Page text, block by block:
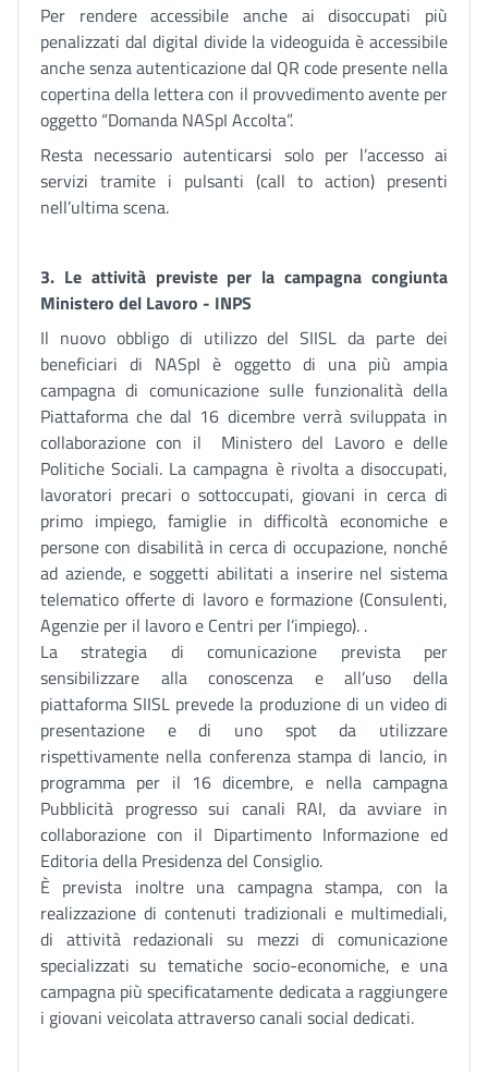
Per rendere accessibile anche ai disoccupati più
penalizzati dal digital divide la videoguida è accessibile
anche senza autenticazione dal QR code presente nella
copertina della lettera con il provvedimento avente per
oggetto “Domanda NASpI Accolta”.
Resta necessario autenticarsi solo per l’accesso ai
servizi tramite i pulsanti (call to action) presenti
nell’ultima scena.
3. Le attività previste per la campagna congiunta
Ministero del Lavoro - INPS
Il nuovo obbligo di utilizzo del SIISL da parte dei
beneficiari di NASpI è oggetto di una più ampia
campagna di comunicazione sulle funzionalità della
Piattaforma che dal 16 dicembre verrà sviluppata in
collaborazione con il Ministero del Lavoro e delle
Politiche Sociali. La campagna è rivolta a disoccupati,
lavoratori precari o sottoccupati, giovani in cerca di
primo impiego, famiglie in difficoltà economiche e
persone con disabilità in cerca di occupazione, nonché
ad aziende, e soggetti abilitati a inserire nel sistema
telematico offerte di lavoro e formazione (Consulenti,
Agenzie per il lavoro e Centri per l’impiego). .
La strategia di comunicazione prevista per
sensibilizzare alla conoscenza e all’uso della
piattaforma SIISL prevede la produzione di un video di
presentazione e di uno spot da utilizzare
rispettivamente nella conferenza stampa di lancio, in
programma per il 16 dicembre, e nella campagna
Pubblicità progresso sui canali RAI, da avviare in
collaborazione con il Dipartimento Informazione ed
Editoria della Presidenza del Consiglio.
È prevista inoltre una campagna stampa, con la
realizzazione di contenuti tradizionali e multimediali,
di attività redazionali su mezzi di comunicazione
specializzati su tematiche socio-economiche, e una
campagna più specificatamente dedicata a raggiungere
i giovani veicolata attraverso canali social dedicati.